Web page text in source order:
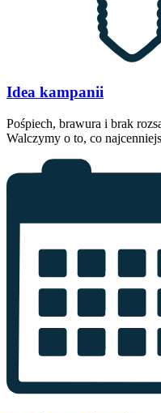
Idea kampanii
Pośpiech, brawura i brak
Walczymy o to, co